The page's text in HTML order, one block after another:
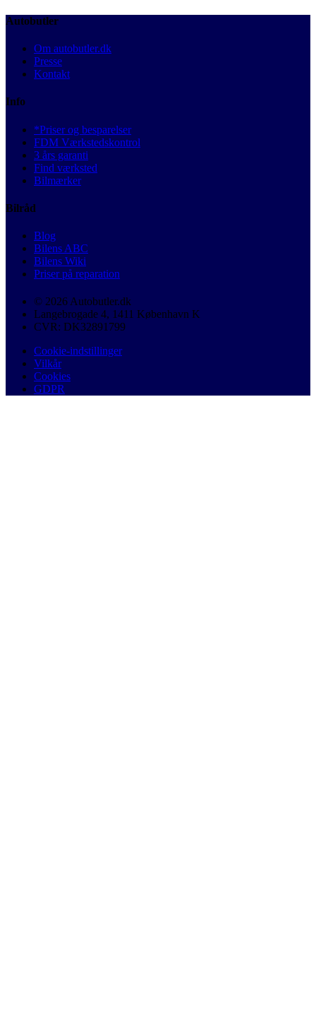
Autobutler
Om autobutler.dk
Presse
Kontakt
Info
*Priser og besparelser
FDM Værkstedskontrol
3 års garanti
Find værksted
Bilmærker
Bilråd
Blog
Bilens ABC
Bilens Wiki
Priser på reparation
© 2026 Autobutler.dk
Langebrogade 4, 1411 København K
CVR: DK32891799
Cookie-indstillinger
Vilkår
Cookies
GDPR